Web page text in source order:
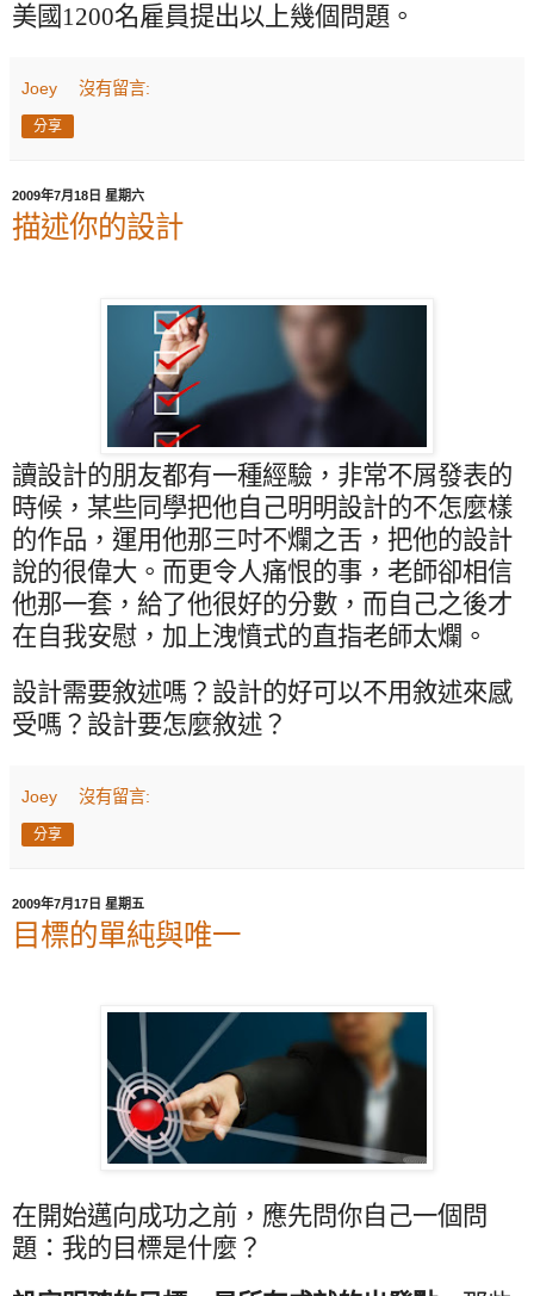
美國 1200名雇員提出以上幾個問題。
Joey 沒有留言:
分享
2009年7月18日 星期六
描述你的設計
讀設計的朋友都有一種經驗，非常不屑發表的
時候，某些同學把他自己明明設計的不怎麼樣
的作品，運用他那三吋不爛之舌，把他的設計
說的很偉大。而更令人痛恨的事，老師卻相信
他那一套，給了他很好的分數，而自己之後才
在自我安慰，加上洩憤式的直指老師太爛。
設計需要敘述嗎？設計的好可以不用敘述來感
受嗎？設計要怎麼敘述？
Joey 沒有留言:
分享
2009年7月17日 星期五
目標的單純與唯一
在開始邁向成功之前，應先問你自己一個問
題：我的目標是什麼？